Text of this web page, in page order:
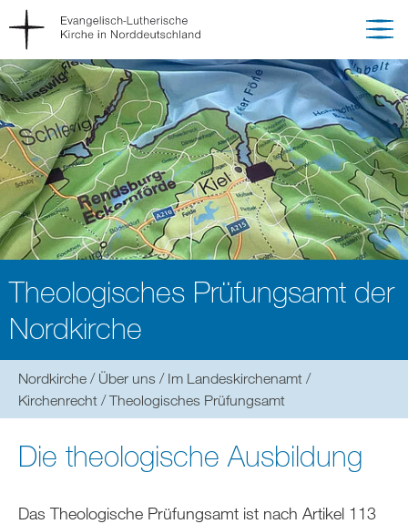
Theologisches Prüfungsamt der
Nordkirche
Sie
befinden
sich
hier:
Nordkirche Über uns
Im Landeskirchenamt
Kirchenrecht
Theologisches Prüfungsamt
Die theologische Ausbildung
Das Theologische Prüfungsamt ist nach Artikel 113